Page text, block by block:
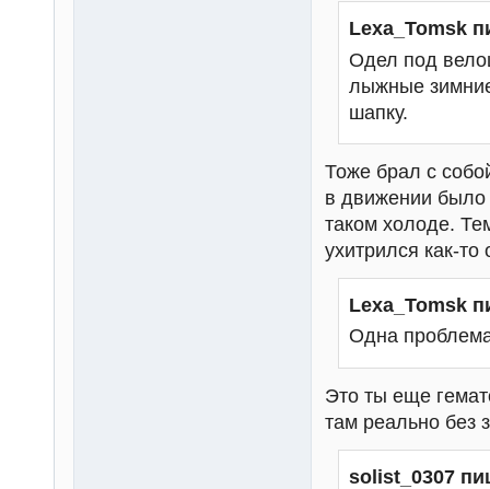
Lexa_Tomsk
Одел под
лыжные
шапку.
Тоже брал с
в движении было
таком холоде.
ухитрился как-то
Lexa_Tomsk
Одна
Это ты еще
там реально без
solist_0307